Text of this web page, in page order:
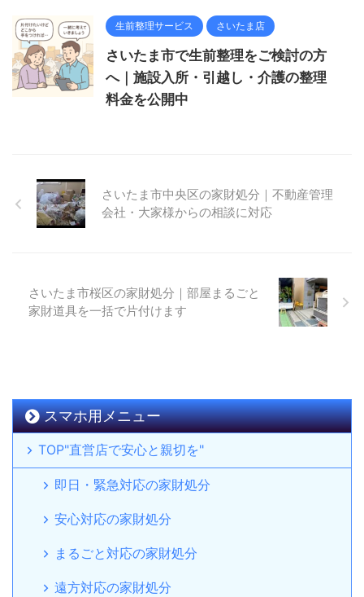
生前整理サービス さいたま店
さいたま市で生前整理をご検討の方
へ｜施設入所・引越し・介護の整理
料金を公開中
さいたま市中央区の家財処分｜不動産管理
会社・大家様からの相談に対応
さいたま市桜区の家財処分｜部屋まるごと
家財道具を一括で片付けます
スマホ用メニュー
TOP"直営店で安心と親切を"
即日・緊急対応の家財処分
安心対応の家財処分
まるごと対応の家財処分
遠方対応の家財処分